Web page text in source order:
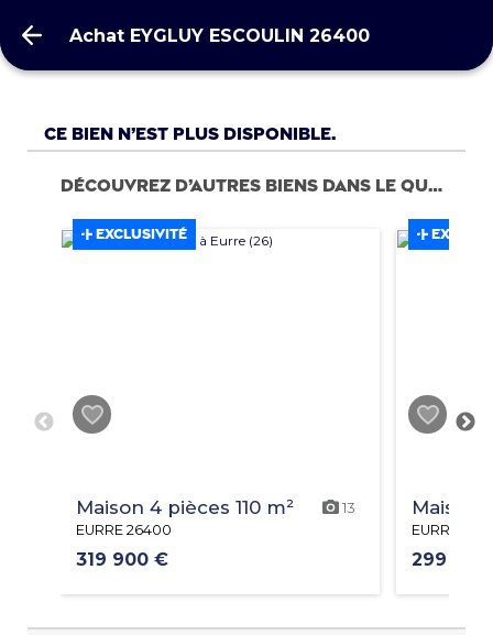
Achat EYGLUY ESCOULIN 26400
Achat EYGLUY ESCOULIN 26400
Ce bien n’est plus disponible.
Découvrez d’autres biens dans le quartier
EXCLUSIVITÉ
Maison 4 pièces 110 m² 13
EURRE 26400
319 900 €
Maison
EURRE
299